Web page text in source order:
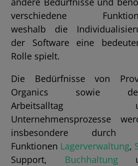
verschiedene
weshalb die
der Software eine
Rolle spielt.
Die Bedürfnisse von
Organics sowie
Arbeitsalltag
Unternehmensprozesse
insbesondere durch
Funktionen Lagerverwaltung,
Support, Buchhaltung